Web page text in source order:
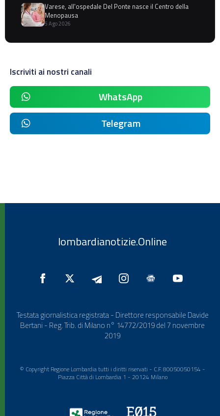
Varese, all'ospedale Del Ponte nasce il Centro della
Menopausa
5 Ago 2026
Iscriviti ai nostri canali
WhatsApp
Telegram
lombardianotizie.Online
Testata giornalistica registrata - Direttore responsabile Davide
Bertani - Reg. Trib. di Milano n° 14772/2019 del 7 novembre
2019
© Copyright Regione Lombardia tutti i diritti riservati - C.F. 80050050154 -
Piazza Città di Lombardia 1 - 20124 Milano